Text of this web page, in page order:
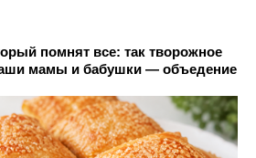
помнят все: так творожное
мамы и бабушки — объедение